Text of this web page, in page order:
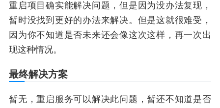
重启项目确实能解决问题，但是因为没办法复现，
暂时没找到更好的办法来解决。但是这就很难受，
因为你不知道是否未来还会像这次这样，再一次出
现这种情况。
最终解决方案
暂无，重启服务可以解决此问题，暂还不知道是否